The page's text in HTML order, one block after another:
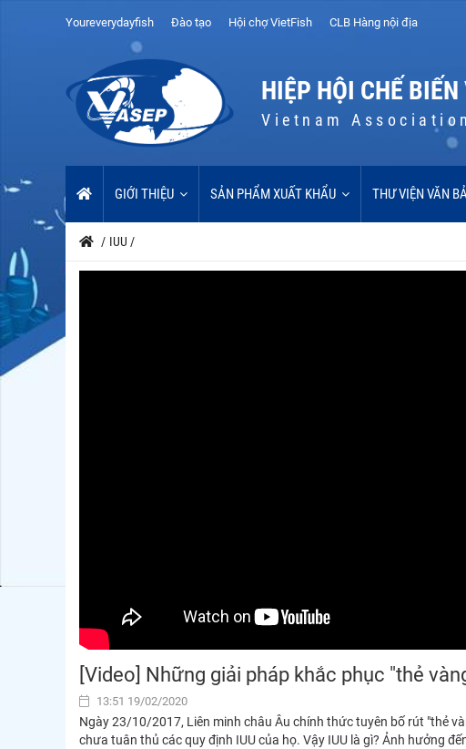
Youreverydayfish Đào tạo Hội chợ VietFish CLB Hàng nội địa
HIỆP HỘI CHẾ
Vietnam
GIỚI THIỆU SẢN PHẨM XUẤT KHẨU THƯ VIỆN VĂN
/ IUU /
[Video] Những giải pháp khắc phục "thẻ
13:51 19/02/2020
Ngày 23/10/2017, Liên minh châu Âu chính thức tuyên bố rút "thẻ
chưa tuân thủ các quy định IUU của họ. Vậy IUU là gì? Ảnh hưởng